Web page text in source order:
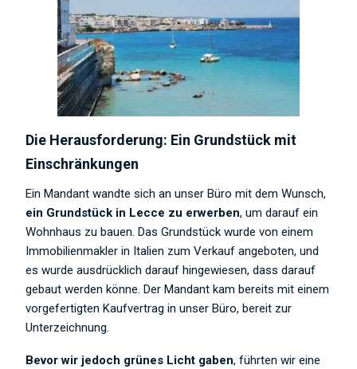
Die Herausforderung: Ein Grundstück mit
Einschränkungen
Ein Mandant wandte sich an unser Büro mit dem Wunsch,
ein Grundstück in Lecce zu erwerben, um darauf ein
Wohnhaus zu bauen. Das Grundstück wurde von einem
Immobilienmakler in Italien zum Verkauf angeboten, und
es wurde ausdrücklich darauf hingewiesen, dass darauf
gebaut werden könne. Der Mandant kam bereits mit einem
vorgefertigten Kaufvertrag in unser Büro, bereit zur
Unterzeichnung.
Bevor wir jedoch grünes Licht gaben, führten wir eine